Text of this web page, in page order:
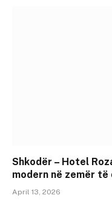
Shkodër – Hotel
modern në zemër
April 13, 2026